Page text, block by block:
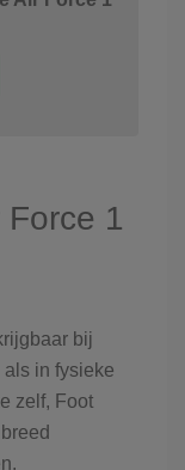
Force 1
bij
in fysieke
zelf, Foot